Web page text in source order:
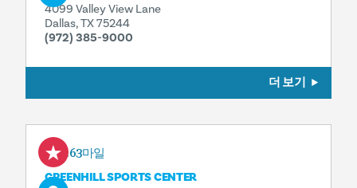
4099 Valley View Lane
Dallas, TX 75244
(972) 385-9000
더 보기
0.63마일
GREENHILL SPORTS CENTER